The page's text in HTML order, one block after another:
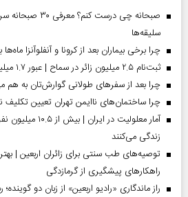
صبحانه چی درست
سلیقه‌ها
چرا برخی بیماران بعد از کرونا و آنفلوآنزا ماه‌ها
ثبت‌نام ۲.۵ میلیون زائر در سماح | عبور ۱.۷ میلیون نفر از مرز‌های اربعین
چرا بعد از سفرهای طولانی گوارش‌تان به هم
چرا ساختمان‌های ناایمن تهران تعیین تکلیف
آمار معلولیت در
زندگی می‌کنند
توصیه‌های طب سنتی برای زائران اربعین |
راهکارهای پیشگیری از گرمازدگی
راز ماندگاری «رادیو اربعین» از زبان دو